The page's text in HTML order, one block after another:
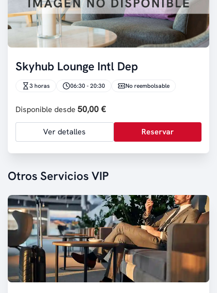
Skyhub Lounge Intl Dep
3 horas 06:30 - 20:30 No reembolsable
Disponible desde 50,00 €
Ver detalles Reservar
Otros Servicios VIP